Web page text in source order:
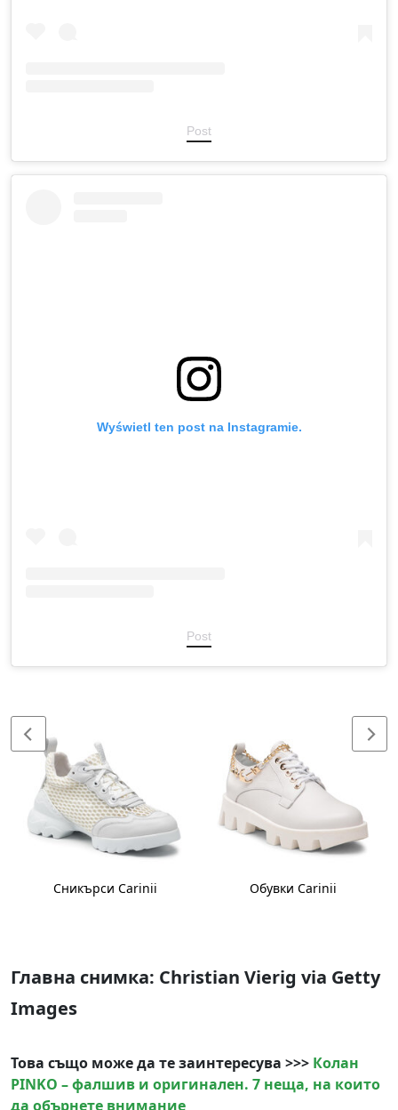
Post
Wyświetl ten post na Instagramie.
Post
Сникърси Carinii Обувки Carinii
Главна снимка: Christian Vierig via Getty
Images
Това също може да те заинтересува >>> Колан
PINKO – фалшив и оригинален. 7 неща, на които
да обърнете внимание